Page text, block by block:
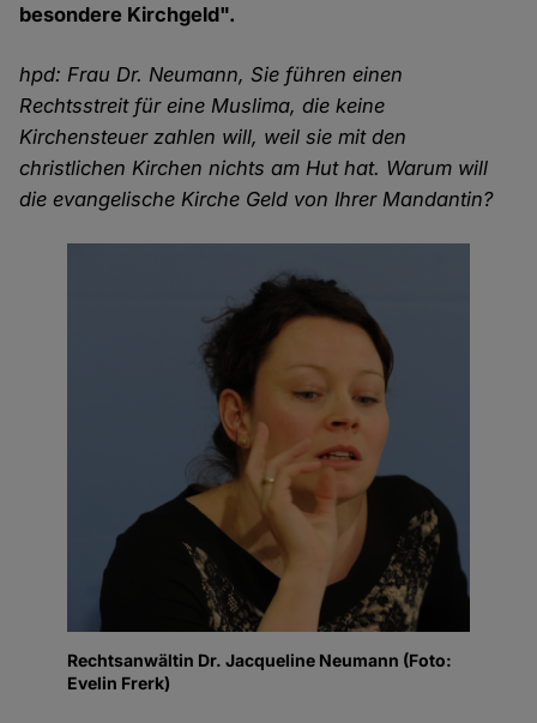
besondere Kirchgeld".
hpd: Frau Dr. Neumann, Sie führen einen
Rechtsstreit für eine Muslima, die keine
Kirchensteuer zahlen will, weil sie mit den
christlichen Kirchen nichts am Hut hat. Warum will
die evangelische Kirche Geld von Ihrer Mandantin?
Rechtsanwältin Dr. Jacqueline Neumann (Foto:
Evelin Frerk)